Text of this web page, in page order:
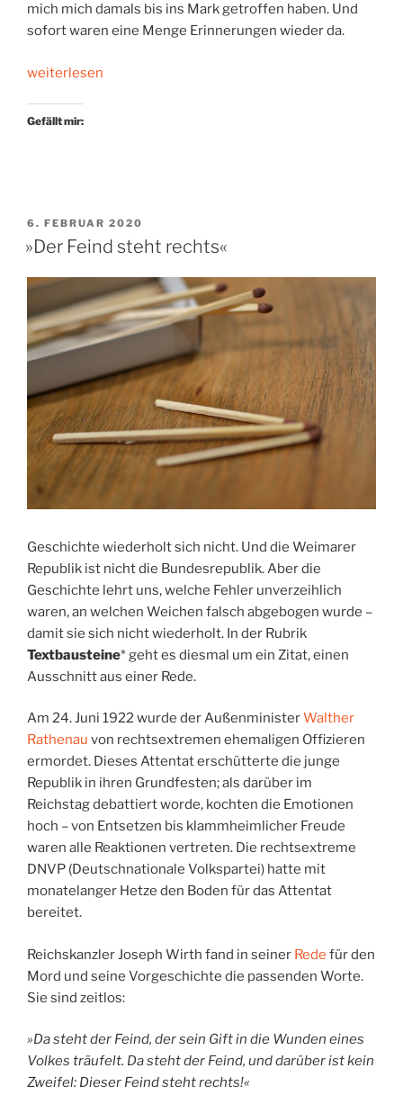
mich mich damals bis ins Mark getroffen haben. Und
sofort waren eine Menge Erinnerungen wieder da.
„Die
Angst.
weiterlesen
Gefällt mir:
VERÖFFENTLICHT
AM
6. FEBRUAR 2020
»Der Feind steht rechts«
Geschichte wiederholt sich nicht. Und die Weimarer
Republik ist nicht die Bundesrepublik. Aber die
Geschichte lehrt uns, welche Fehler unverzeihlich
waren, an welchen Weichen falsch abgebogen wurde –
damit sie sich nicht wiederholt. In der Rubrik
Textbausteine* geht es diesmal um ein Zitat, einen
Ausschnitt aus einer Rede.
Am 24. Juni 1922 wurde der AußenministerWalther
Rathenau von rechtsextremen ehemaligen Offizieren
ermordet. Dieses Attentat erschütterte die junge
Republik in ihren Grundfesten; als darüber im
Reichstag debattiert worde, kochten die Emotionen
hoch – von Entsetzen bis klammheimlicher Freude
waren alle Reaktionen vertreten. Die rechtsextreme
DNVP (Deutschnationale Volkspartei) hatte mit
monatelanger Hetze den Boden für das Attentat
bereitet.
Reichskanzler Joseph Wirth fand in seiner Rede für den
Mord und seine Vorgeschichte die passenden Worte.
Sie sind zeitlos:
»Da steht der Feind, der sein Gift in die Wunden eines
Volkes träufelt. Da steht der Feind, und darüber ist kein
Zweifel: Dieser Feind steht rechts!«